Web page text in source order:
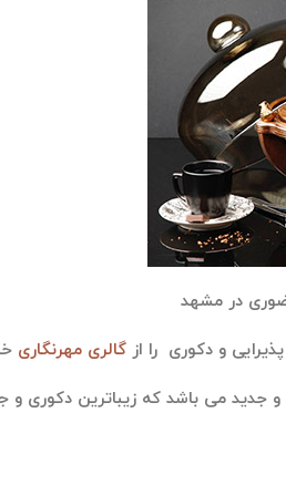
در مشهد
و دکوری را از گالری مهرنگاری
می باشد که زیباترین دکوری و